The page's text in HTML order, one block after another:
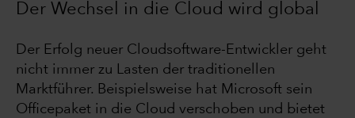
Der Wechsel in die Cloud wird global
Der Erfolg neuer Cloudsoftware-Entwickler geht
nicht immer zu Lasten der traditionellen
Marktführer. Beispielsweise hat Microsoft sein
Officepaket in die Cloud verschoben und bietet